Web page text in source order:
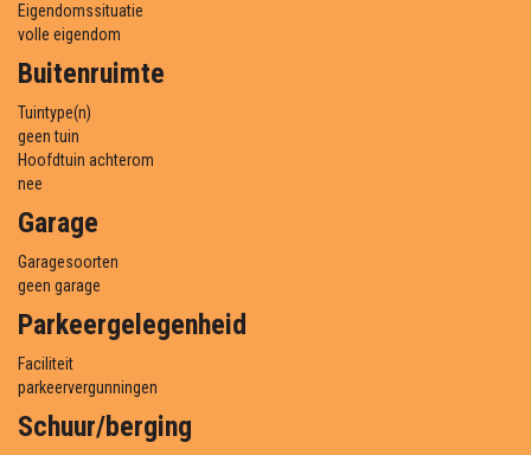
Eigendomssituatie
volle eigendom
Buitenruimte
Tuintype(n)
geen tuin
Hoofdtuin achterom
nee
Garage
Garagesoorten
geen garage
Parkeergelegenheid
Faciliteit
parkeervergunningen
Schuur/berging